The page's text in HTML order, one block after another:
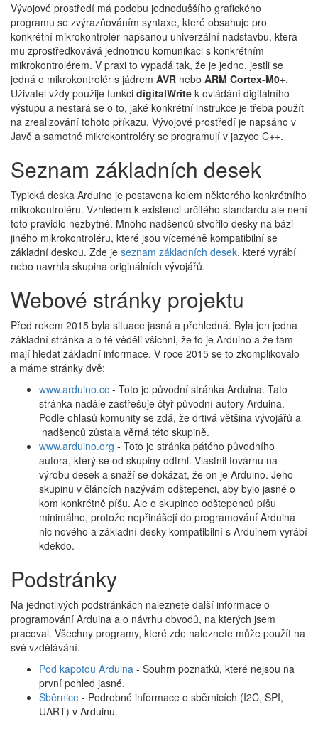
Vývojové prostředí má podobu jednoduššího grafického
programu se zvýrazňováním syntaxe, které obsahuje pro
konkrétní mikrokontrolér napsanou univerzální nadstavbu, která
mu zprostředkovává jednotnou komunikaci s konkrétním
mikrokontrolérem. V praxi to vypadá tak, že je jedno, jestli se
jedná o mikrokontrolér s jádrem AVR nebo ARM Cortex-M0+.
Uživatel vždy použije funkci digitalWrite k ovládání digitálního
výstupu a nestará se o to, jaké konkrétní instrukce je třeba použít
na zrealizování tohoto příkazu. Vývojové prostředí je napsáno v
Javě a samotné mikrokontroléry se programují v jazyce C++.
Seznam základních desek
Typická deska Arduino je postavena kolem některého konkrétního
mikrokontroléru. Vzhledem k existenci určitého standardu ale není
toto pravidlo nezbytné. Mnoho nadšenců stvořilo desky na bázi
jiného mikrokontroléru, které jsou víceméně kompatibilní se
základní deskou. Zde je seznam základních desek, které vyrábí
nebo navrhla skupina originálních vývojářů.
Webové stránky projektu
Před rokem 2015 byla situace jasná a přehledná. Byla jen jedna
základní stránka a o té věděli všichni, že to je Arduino a že tam
mají hledat základní informace. V roce 2015 se to zkomplikovalo
a máme stránky dvě:
www.arduino.cc - Toto je původní stránka Arduina. Tato
stránka nadále zastřešuje čtyř původní autory Arduina.
Podle ohlasů komunity se zdá, že drtivá většina vývojářů a
nadšenců zůstala věrná této skupině.
www.arduino.org - Toto je stránka pátého původního
autora, který se od skupiny odtrhl. Vlastnil továrnu na
výrobu desek a snaží se dokázat, že on je Arduino. Jeho
skupinu v článcích nazývám odštepenci, aby bylo jasné o
kom konkrétně píšu. Ale o skupince odštepenců píšu
minimálne, protože nepřinášejí do programování Arduina
nic nového a základní desky kompatibilní s Arduinem vyrábí
kdekdo.
Podstránky
Na jednotlivých podstránkách naleznete další informace o
programování Arduina a o návrhu obvodů, na kterých jsem
pracoval. Všechny programy, které zde naleznete může použít na
své vzdělávání.
Pod kapotou Arduina - Souhrn poznatků, které nejsou na
první pohled jasné.
Sběrnice - Podrobné informace o sběrnicích (I2C, SPI,
UART) v Arduinu.